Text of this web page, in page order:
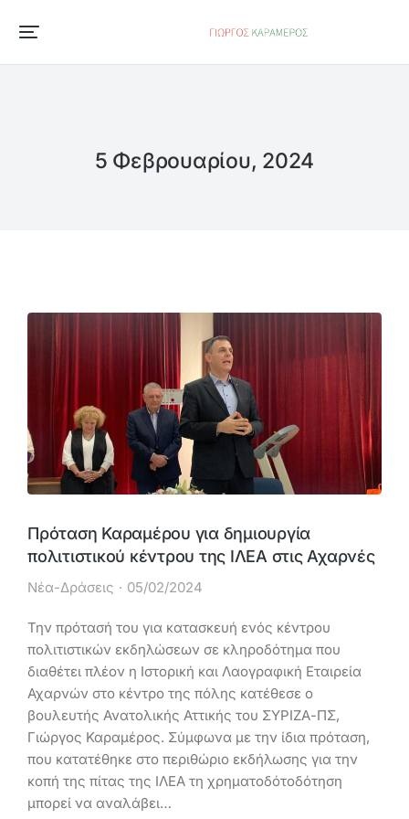
5 Φεβρουαρίου, 2024
Πρόταση Καραμέρου για δημιουργία
πολιτιστικού κέντρου της ΙΛΕΑ στις Αχαρνές
Νέα-Δράσεις 05/02/2024
Την πρότασή του για κατασκευή ενός κέντρου
πολιτιστικών εκδηλώσεων σε κληροδότημα που
διαθέτει πλέον η Ιστορική και Λαογραφική Εταιρεία
Αχαρνών στο κέντρο της πόλης κατέθεσε ο
βουλευτής Ανατολικής Αττικής του ΣΥΡΙΖΑ-ΠΣ,
Γιώργος Καραμέρος. Σύμφωνα με την ίδια πρόταση,
που κατατέθηκε στο περιθώριο εκδήλωσης για την
κοπή της πίτας της ΙΛΕΑ τη χρηματοδότοδότηση
μπορεί να αναλάβει…